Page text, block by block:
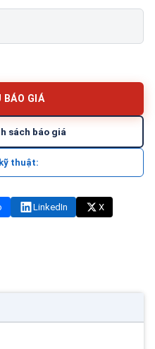
BÁO GIÁ
sách báo giá
thuật:
LinkedIn
X